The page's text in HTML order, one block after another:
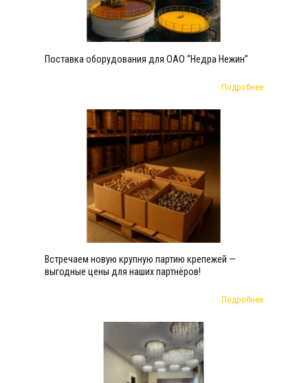
Поставка оборудования для ОАО “Недра Нежин”
Подробнее
Встречаем новую крупную партию крепежей —
выгодные цены для наших партнёров!
Подробнее